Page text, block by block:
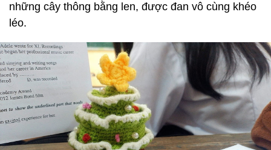
những cây thông bằng len, được đan vô cùng khéo
léo.